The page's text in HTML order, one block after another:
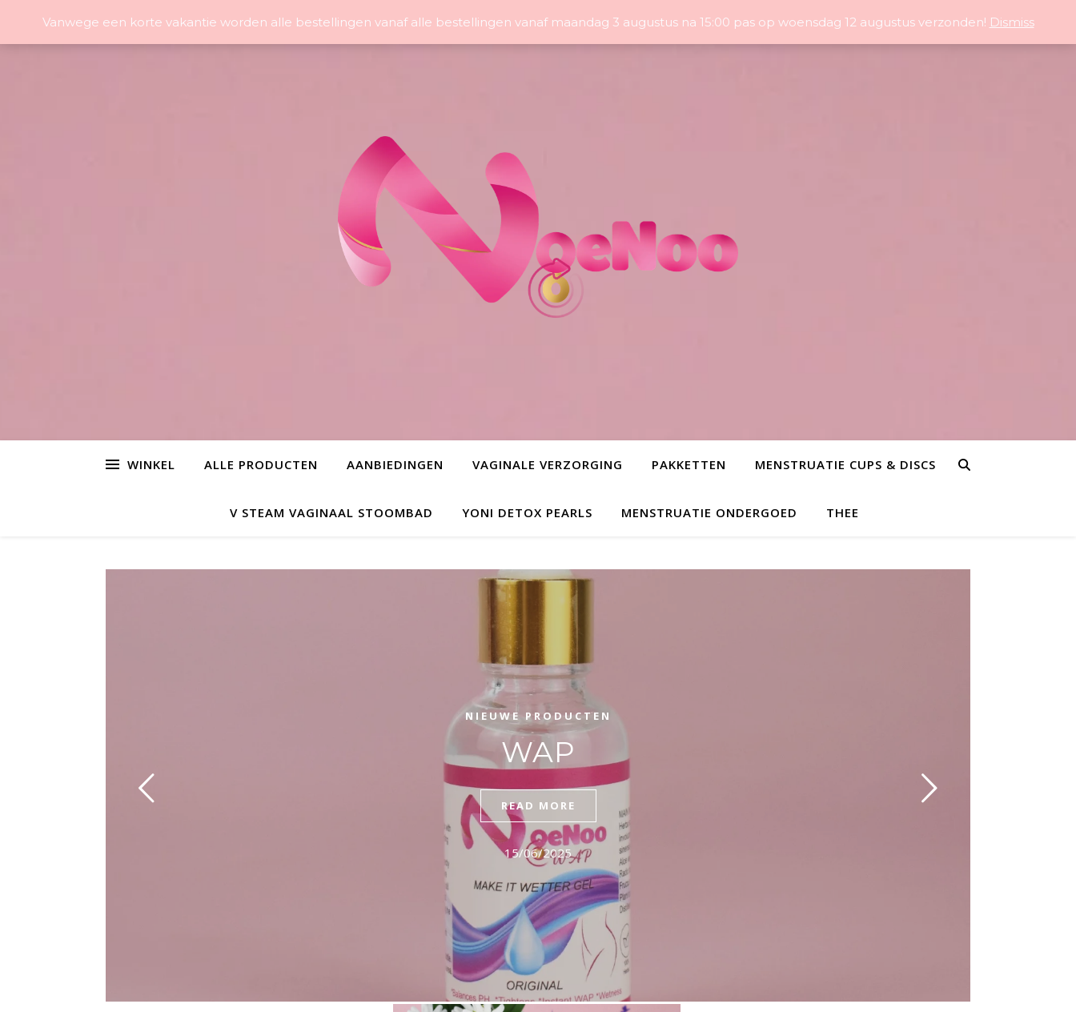
WINKEL ALLE PRODUCTEN AANBIEDINGEN VAGINALE VERZORGING PAKKETTEN MENSTRUATIE CUPS & DISCS
V STEAM VAGINAAL STOOMBAD YONI DETOX PEARLS MENSTRUATIE ONDERGOED THEE
NIEUWE PRODUCTEN
WAP
READ MORE
15/06/2025
Vanwege een korte vakantie worden alle bestellingen vanaf alle bestellingen vanaf maandag 3 augustus na 15:00 pas op woensdag 12 augustus verzonden! Dismiss